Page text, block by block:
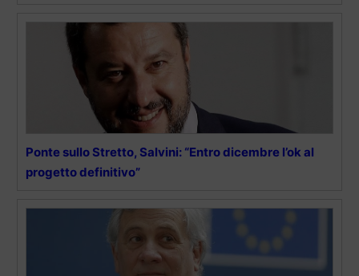
Ponte sullo Stretto, Salvini: “Entro dicembre l’ok al
progetto definitivo”